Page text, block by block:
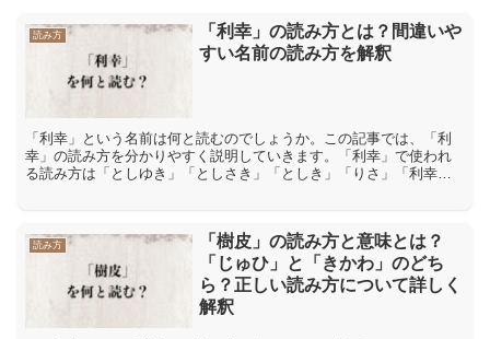
読み方
「利幸」の読み方とは？間違いや
すい名前の読み方を解釈
「利幸」という名前は何と読むのでしょうか。この記事では、「利
幸」の読み方を分かりやすく説明していきます。「利幸」で使われ
る読み方は「としゆき」「としさき」「としき」「りさ」「利幸」
読み方
「樹皮」の読み方と意味とは？
「じゅひ」と「きかわ」のどち
ら？正しい読み方について詳しく
解釈